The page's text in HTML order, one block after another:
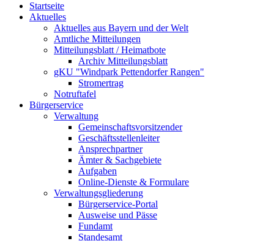
Startseite
Aktuelles
Aktuelles aus Bayern und der Welt
Amtliche Mitteilungen
Mitteilungsblatt / Heimatbote
Archiv Mitteilungsblatt
gKU "Windpark Pettendorfer Rangen"
Stromertrag
Notruftafel
Bürgerservice
Verwaltung
Gemeinschaftsvorsitzender
Geschäftsstellenleiter
Ansprechpartner
Ämter & Sachgebiete
Aufgaben
Online-Dienste & Formulare
Verwaltungsgliederung
Bürgerservice-Portal
Ausweise und Pässe
Fundamt
Standesamt